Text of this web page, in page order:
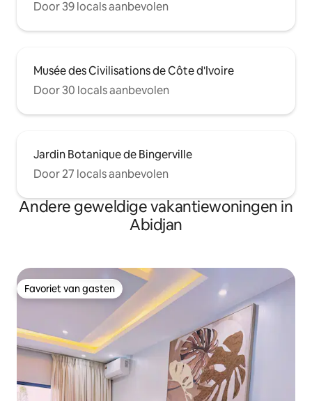
Door 39 locals aanbevolen
Musée des Civilisations de Côte d'Ivoire
Door 30 locals aanbevolen
Jardin Botanique de Bingerville
Door 27 locals aanbevolen
Andere geweldige vakantiewoningen in
Abidjan
Favoriet van gasten
Favoriet van gasten